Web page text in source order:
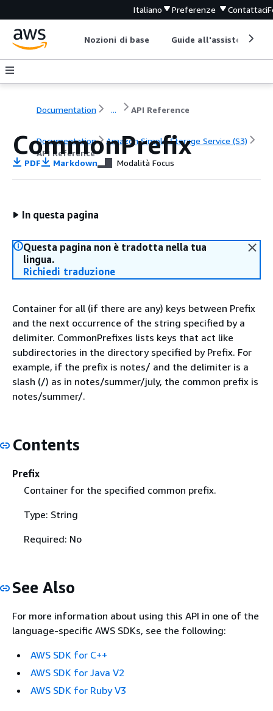
Italiano Preferenze Contattaci
Nozioni di base Guide all'assistenza
Documentation ... API Reference
Documentation
Amazon Simple Storage Service (S3)
API Reference
CommonPrefix
PDF Markdown Modalità Focus
In questa pagina
Questa pagina non è tradotta nella tua
lingua.
Richiedi traduzione
Container for all (if there are any) keys between Prefix
and the next occurrence of the string specified by a
delimiter. CommonPrefixes lists keys that act like
subdirectories in the directory specified by Prefix. For
example, if the prefix is notes/ and the delimiter is a
slash (/) as in notes/summer/july, the common prefix is
notes/summer/.
Contents
Prefix
Container for the specified common prefix.
Type: String
Required: No
See Also
For more information about using this API in one of the
language-specific AWS SDKs, see the following:
AWS SDK for C++
AWS SDK for Java V2
AWS SDK for Ruby V3